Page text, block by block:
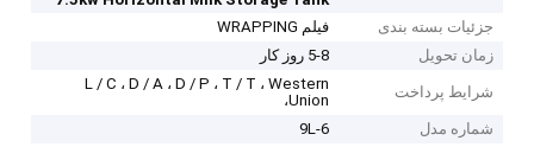
جزئیات بسته بندی
فیلم WRAPPING
زمان تحویل
5-8 روز کار
شرایط پرداخت
L / C ، D / A ، D / P ، T / T ، Western
Union،
شماره مدل
9L-6